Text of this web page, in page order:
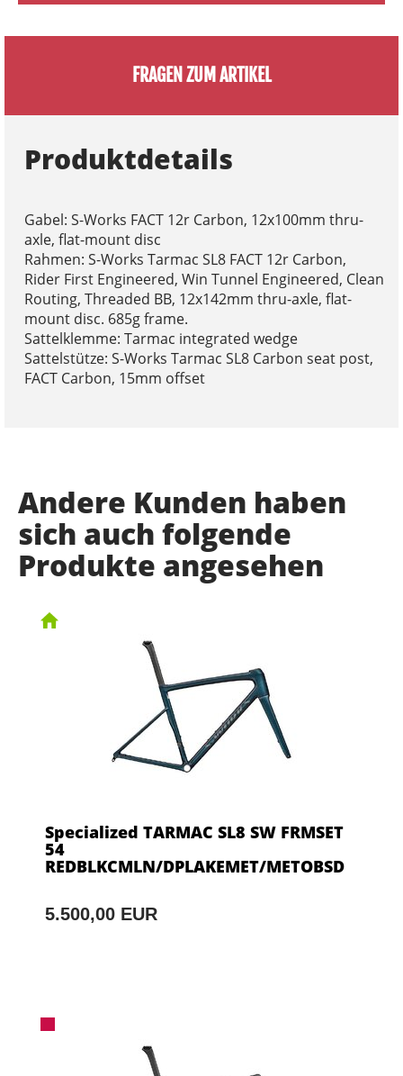
FRAGEN ZUM ARTIKEL
Produktdetails
Gabel: S-Works FACT 12r Carbon, 12x100mm thru-
axle, flat-mount disc
Rahmen: S-Works Tarmac SL8 FACT 12r Carbon,
Rider First Engineered, Win Tunnel Engineered, Clean
Routing, Threaded BB, 12x142mm thru-axle, flat-
mount disc. 685g frame.
Sattelklemme: Tarmac integrated wedge
Sattelstütze: S-Works Tarmac SL8 Carbon seat post,
FACT Carbon, 15mm offset
Andere Kunden haben
sich auch folgende
Produkte angesehen
Specialized TARMAC SL8 SW FRMSET
54
REDBLKCMLN/DPLAKEMET/METOBSD
5.500,00 EUR